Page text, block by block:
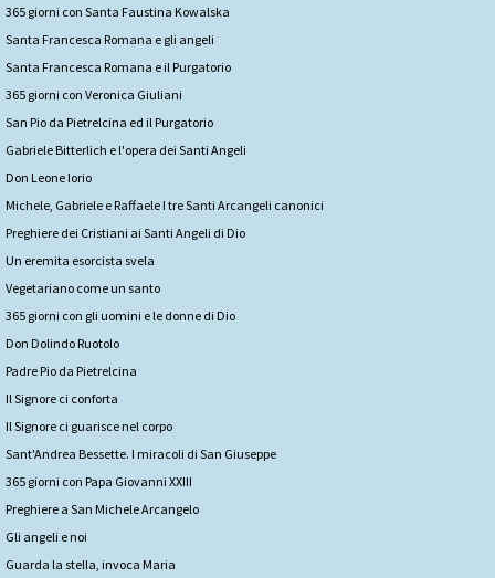
365 giorni con Santa Faustina Kowalska
Santa Francesca Romana e gli angeli
Santa Francesca Romana e il Purgatorio
365 giorni con Veronica Giuliani
San Pio da Pietrelcina ed il Purgatorio
Gabriele Bitterlich e l'opera dei Santi Angeli
Don Leone Iorio
Michele, Gabriele e Raffaele I tre Santi Arcangeli canonici
Preghiere dei Cristiani ai Santi Angeli di Dio
Un eremita esorcista svela
Vegetariano come un santo
365 giorni con gli uomini e le donne di Dio
Don Dolindo Ruotolo
Padre Pio da Pietrelcina
Il Signore ci conforta
Il Signore ci guarisce nel corpo
Sant'Andrea Bessette. I miracoli di San Giuseppe
365 giorni con Papa Giovanni XXIII
Preghiere a San Michele Arcangelo
Gli angeli e noi
Guarda la stella, invoca Maria